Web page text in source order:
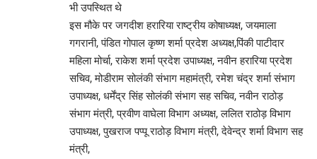
भी उपस्थित थे
इस मौके पर जगदीश हरारिया राष्ट्रीय कोषाध्यक्ष, जयमाला
गगरानी, पंडित गोपाल कृष्ण शर्मा प्रदेश अध्यक्ष,पिंकी पाटीदार
महिला मोर्चा, राकेश शर्मा प्रदेश उपाध्यक्ष, नवीन हरारिया प्रदेश
सचिव, मोडीराम सोलंकी संभाग महामंत्री, रमेश चंद्र शर्मा संभाग
उपाध्यक्ष, धर्मेंद्र सिंह सोलंकी संभाग सह सचिव, नवीन राठोड़
संभाग मंत्री, प्रवीण वाघेला विभाग अध्यक्ष, ललित राठोड़ विभाग
उपाध्यक्ष, पुखराज पप्पू राठोड़ विभाग मंत्री, देवेन्द्र शर्मा विभाग सह
मंत्री,